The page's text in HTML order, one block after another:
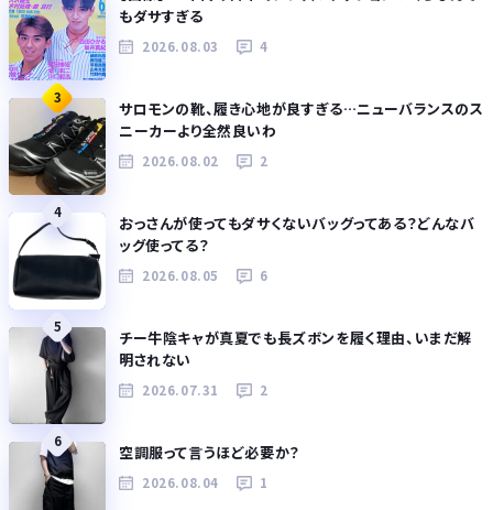
もダサすぎる
2026.08.03 4
3
サロモンの靴、履き心地が良すぎる…ニューバランスのス
ニーカーより全然良いわ
2026.08.02 2
4
おっさんが使ってもダサくないバッグってある？どんなバ
ッグ使ってる？
2026.08.05 6
5
チー牛陰キャが真夏でも長ズボンを履く理由、いまだ解
明されない
2026.07.31 2
6
空調服って言うほど必要か？
2026.08.04 1